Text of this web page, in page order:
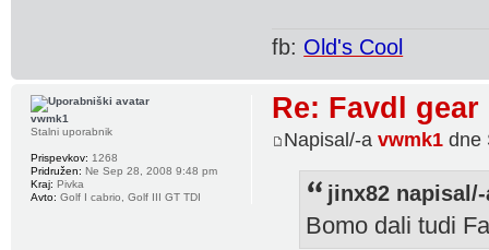
fb: Old's Cool
Re: Favdl
Napisal/-avwmk1 dne
jinx82
Bomo dali tudi
vwmk1
Stalni uporabnik
Prispevkov: 1268
Pridružen: Ne Sep 28, 2008 9:48 pm
Kraj: Pivka
Avto: Golf I cabrio, Golf III GT TDI